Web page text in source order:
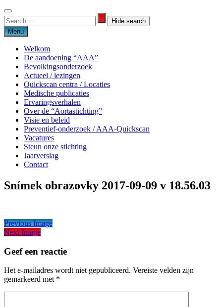
Skip
to
content
Search
for:
Search
Menu
Welkom
De aandoening “AAA”
Bevolkingsonderzoek
Actueel / lezingen
Quickscan centra / Locaties
Medische publicaties
Ervaringsverhalen
Over de “Aortastichting”
Visie en beleid
Preventief-onderzoek / AAA-Quickscan
Vacatures
Steun onze stichting
Jaarverslag
Contact
Aortastichting
Snímek obrazovky 2017-09-09 v 18.56.03
Previous Image
Next Image
Geef een reactie
Het e-mailadres wordt niet gepubliceerd. Vereiste velden zijn
gemarkeerd met *